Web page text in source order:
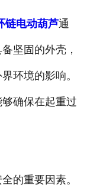
链电动葫芦通
坚固的外壳，
环境的影响。
确保在起重过
的重要因素。